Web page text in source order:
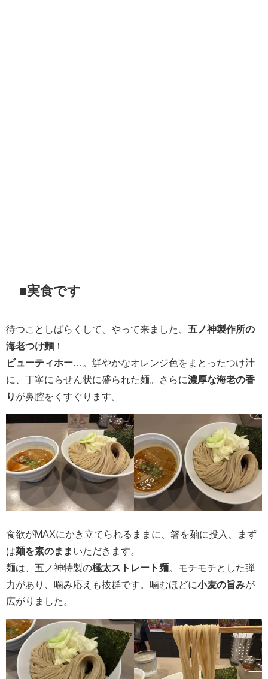
■実食です
待つことしばらくして、やって来ました、 五ノ神製作所の
海老つけ麵 ！
ビューティホー …。鮮やかなオレンジ色をまとったつけ汁
に、丁寧にらせん状に盛られた麺。さらに濃厚な海老の香
り が鼻腔をくすぐります。
食欲がMAXにかき立てられるままに、箸を麺に投入、まず
は麺を素のまま いただきます。
麺は、五ノ神特製の極太ストレート麺 。モチモチとした弾
力があり、噛み応えも抜群です。噛むほどに小麦の旨みが
広がりました。